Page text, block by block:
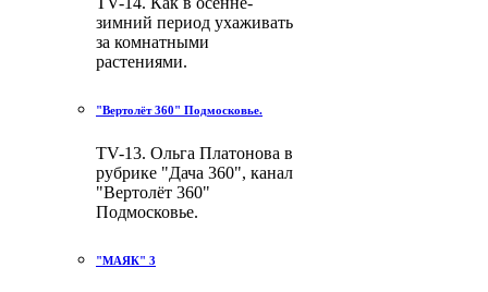
зимний период ухаживать
за комнатными
растениями.
"Вертолёт 360" Подмосковье.
TV-13. Ольга Платонова в
рубрике "Дача 360", канал
"Вертолёт 360"
Подмосковье.
"МАЯК" 3